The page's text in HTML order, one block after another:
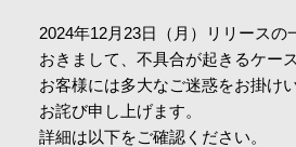
イベント・セミナー
2024年12月23日（月）リリースの
おきまして、不具合が起きるケー
お客様には多大なご迷惑をお掛け
お詫び申し上げます。
詳細は以下をご確認ください。